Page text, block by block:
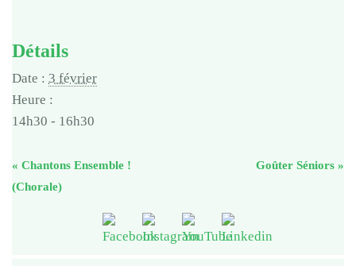
Détails
Date : 3 février
Heure :
14h30 - 16h30
« Chantons Ensemble !
(Chorale)
Goûter Séniors »